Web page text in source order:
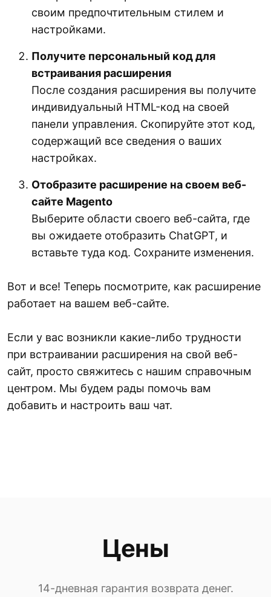
своим предпочтительным стилем и
настройками.
Получите персональный код для
встраивания расширения
После создания расширения вы получите
индивидуальный HTML-код на своей
панели управления. Скопируйте этот код,
содержащий все сведения о ваших
настройках.
Отобразите расширение на своем веб-
сайте Magento
Выберите области своего веб-сайта, где
вы ожидаете отобразить ChatGPT, и
вставьте туда код. Сохраните изменения.
Вот и все! Теперь посмотрите, как расширение
работает на вашем веб-сайте.
Если у вас возникли какие-либо трудности
при встраивании расширения на свой веб-
сайт, просто свяжитесь с нашим справочным
центром. Мы будем рады помочь вам
добавить и настроить ваш чат.
Цены
14-дневная гарантия возврата денег.